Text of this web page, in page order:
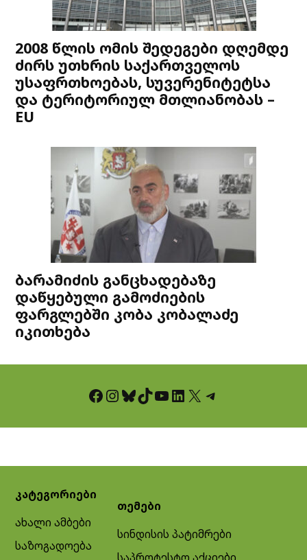
2008 წლის ომის შედეგები დღემდე
ძირს უთხრის საქართველოს
უსაფრთხოებას, სუვერენიტეტსა
და ტერიტორიულ მთლიანობას –
EU
ბარამიძის განცხადებაზე
დაწყებული გამოძიების
ფარგლებში კობა კობალაძე
იკითხება
Facebook InstagramBluesky TikTok YouTube LinkedIn X Telegram
კატეგორიები
ახალი ამბები
საზოგადოება
თემები
სინდისის პატიმრები
საპროტესტო აქციები